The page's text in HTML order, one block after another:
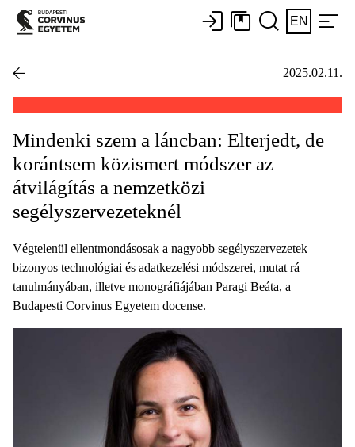
EN
2025.02.11.
Mindenki szem a láncban: Elterjedt, de
korántsem közismert módszer az
átvilágítás a nemzetközi
segélyszervezeteknél
Végtelenül ellentmondásosak a nagyobb segélyszervezetek
bizonyos technológiai és adatkezelési módszerei, mutat rá
tanulmányában, illetve monográfiájában Paragi Beáta, a
Budapesti Corvinus Egyetem docense.